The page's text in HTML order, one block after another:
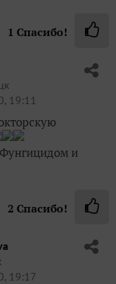
1 Спасибо!
19:11
и
2 Спасибо!
19:17